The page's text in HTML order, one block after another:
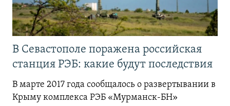
В Севастополе поражена российская
станция РЭБ: какие будут последствия
В марте 2017 года сообщалось о развертывании в
Крыму комплекса РЭБ «Мурманск-БН»